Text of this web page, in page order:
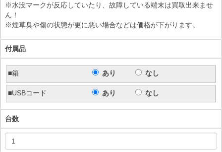
※水没マークが反応していたり、故障している端末は買取出来ませ
ん！
※煙草臭や傷の状態が更に悪い場合などは価格が下がります。
付属品
■箱 あり なし
■USBコード あり なし
台数